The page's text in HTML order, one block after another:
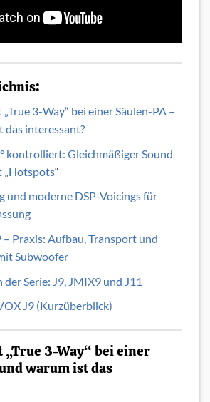
3-Way“ bei einer Säulen-PA –
das interessant?
kontrolliert: Gleichmäßiger Sound
„Hotspots“
und moderne DSP-Voicings für
– Praxis: Aufbau, Transport und
Subwoofer
Serie: J9, JMIX9 und J11
J9 (Kurzüberblick)
„True 3-Way“ bei einer
warum ist das